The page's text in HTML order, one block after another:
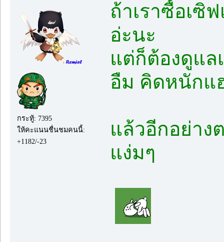
กระทู้: 7395
ให้คะแนนชื่นชมคนนี้:
+1182/-23
ถ้าเราซื้อเซิ
อ่ะนะ
แต่ก็ต้องดูแล
อืม คิดหนักแ
แล้วอีกอย่าง
แง่มๆ